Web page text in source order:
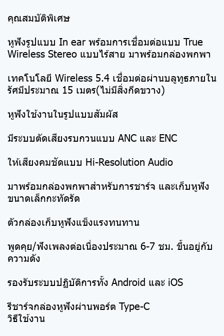
คุณสมบัติพิเศษ
หูฟังรูปแบบ In ear พร้อมการเชื่อมต่อแบบ True
Wireless Stereo แบบไร้สาย มาพร้อมกล่องพกพา
เทคโนโลยี Wireless 5.4 เชื่อมต่อผ่านบลูทูธภายใน
รัศมีประมาณ 15 เมตร(ไม่มีสิ่งกีดขวาง)
หูฟังใช้งานในรูปแบบสัมผัส
มีระบบตัดเสียงรบกวนแบบ ANC และ ENC
ให้เสียงคมชัดแบบ Hi-Resolution Audio
มาพร้อมกล่องพกพาสำหรับการชาร์จ และเก็บหูฟัง
ขนาดเล็กกะทัดรัด
ตัวกล่องเก็บหูฟังแข็งแรงทนทาน
พูดคุย/ฟังเพลงต่อเนื่องประมาณ 6-7 ชม. ขึ้นอยู่กับ
ความดัง
รองรับระบบปฏิบัติการทั้ง Android และ iOS
รีชาร์จกล่องหูฟังผ่านพอร์ต Type-C
วิธีใช้งาน